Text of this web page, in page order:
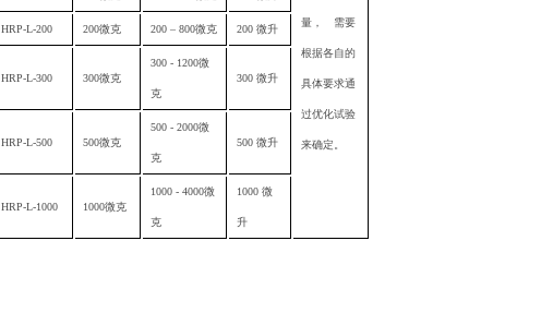
量， 需要
根据各自的
具体要求通
过优化试验
来确定。
HRP-L-200 200微克 200 – 800微克 200 微升
HRP-L-300 300微克
300 - 1200微
克
300 微升
HRP-L-500 500微克
500 - 2000微
克
500 微升
HRP-L-1000 1000微克
1000 - 4000微
克
1000 微
升